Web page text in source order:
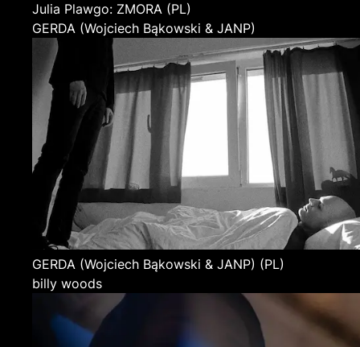
Julia Plawgo: ZMORA (PL)
GERDA (Wojciech Bąkowski & JANP)
GERDA (Wojciech Bąkowski & JANP) (PL)
billy woods